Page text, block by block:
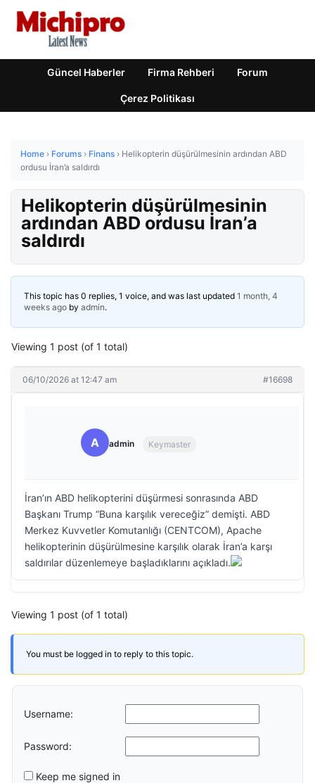
Güncel Haberler Firma Rehberi Forum
Çerez Politikası
Home › Forums › Finans › Helikopterin düşürülmesinin ardından ABD
ordusu İran’a saldırdı
Helikopterin düşürülmesinin
ardından ABD ordusu İran’a
saldırdı
This topic has 0 replies, 1 voice, and was last updated 1 month, 4
weeks ago by admin.
Viewing 1 post (of 1 total)
06/10/2026 at 12:47 am #16698
A admin Keymaster
İran’ın ABD helikopterini düşürmesi sonrasında ABD
Başkanı Trump “Buna karşılık vereceğiz” demişti. ABD
Merkez Kuvvetler Komutanlığı (CENTCOM), Apache
helikopterinin düşürülmesine karşılık olarak İran’a karşı
saldırılar düzenlemeye başladıklarını açıkladı.
Viewing 1 post (of 1 total)
You must be logged in to reply to this topic.
Username:
Password:
Keep me signed in